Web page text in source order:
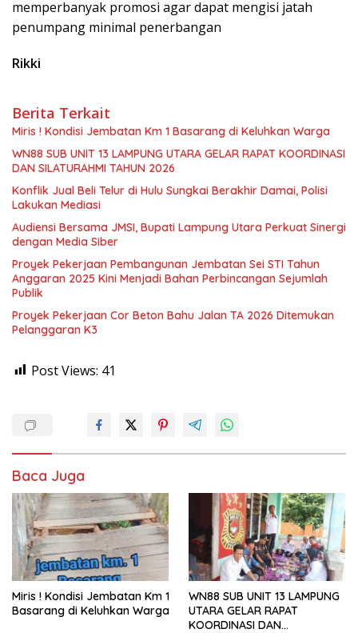
memperbanyak promosi agar dapat mengisi jatah
penumpang minimal penerbangan
Rikki
Berita Terkait
Miris ! Kondisi Jembatan Km 1 Basarang di Keluhkan Warga
WN88 SUB UNIT 13 LAMPUNG UTARA GELAR RAPAT KOORDINASI
DAN SILATURAHMI TAHUN 2026
Konflik Jual Beli Telur di Hulu Sungkai Berakhir Damai, Polisi
Lakukan Mediasi
Audiensi Bersama JMSI, Bupati Lampung Utara Perkuat Sinergi
dengan Media Siber
Proyek Pekerjaan Pembangunan Jembatan Sei STI Tahun
Anggaran 2025 Kini Menjadi Bahan Perbincangan Sejumlah
Publik
Proyek Pekerjaan Cor Beton Bahu Jalan TA 2026 Ditemukan
Pelanggaran K3
Post Views: 41
Baca Juga
Miris ! Kondisi Jembatan Km 1
Basarang di Keluhkan Warga
WN88 SUB UNIT 13 LAMPUNG
UTARA GELAR RAPAT
KOORDINASI DAN